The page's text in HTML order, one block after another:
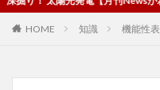
HOME 知識 機能性